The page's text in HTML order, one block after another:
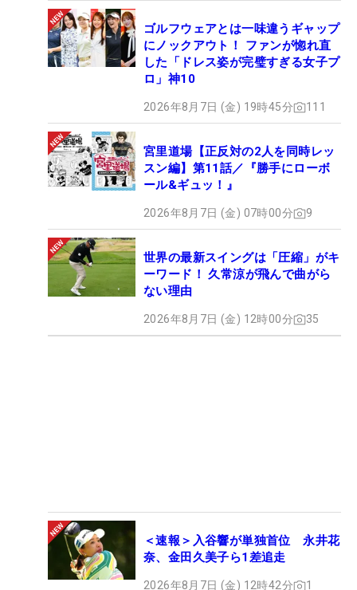
ゴルフウェアとは一味違うギャップ
にノックアウト！ ファンが惚れ直
した「ドレス姿が完璧すぎる女子プ
ロ」神10
2026年8月7日 (金) 19時45分 111
宮里道場【正反対の2人を同時レッ
スン編】第11話／『勝手にローボ
ール&ギュッ！』
2026年8月7日 (金) 07時00分 9
世界の最新スイングは「圧縮」がキ
ーワード！ 久常涼が飛んで曲がら
ない理由
2026年8月7日 (金) 12時00分 35
＜速報＞入谷響が単独首位 永井花
奈、金田久美子ら1差追走
2026年8月7日 (金) 12時42分 1